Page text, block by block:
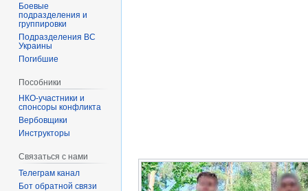
Боевые
подразделения и
группировки
Подразделения ВС
Украины
Погибшие
Пособники
спонсоры конфликта
‏‎Вербовщики
Инструкторы
Связаться с нами
Телеграм канал
Бот обратной связи